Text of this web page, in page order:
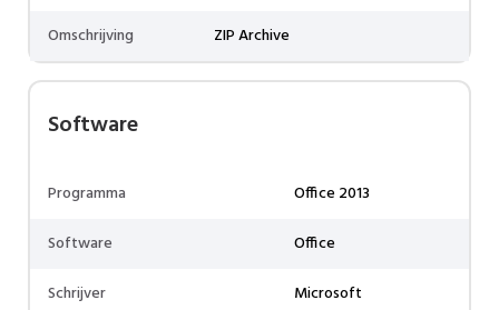
Omschrijving
ZIP Archive
Software
Programma
Office 2013
Software
Office
Schrijver
Microsoft